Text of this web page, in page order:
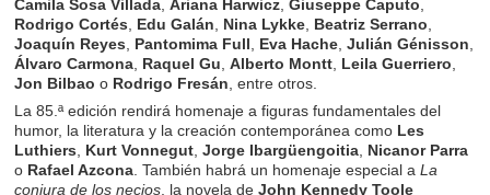
Camila Sosa Villada ,Ariana Harwicz ,Giuseppe Caputo
Rodrigo Cortés
Edu Galán Nina Lykke Beatriz Serrano
Joaquín Reyes
Pantomima Full Eva Hache ,Julián Génisson
Álvaro Carmona Raquel Gu ,Alberto Montt Leila Guerriero
Jon Bilbao o Rodrigo Fresán , entre otros.
La 85.ª edición rendirá homenaje a figuras fundamentales del
humor, la literatura y la creación contemporánea como Les
Luthiers
Kurt Vonnegut ,Jorge Ibargüengoitia Nicanor Parra
o Rafael Azcona . También habrá un homenaje especial aLa
conjura de los necios , la novela deJohn Kennedy Toole